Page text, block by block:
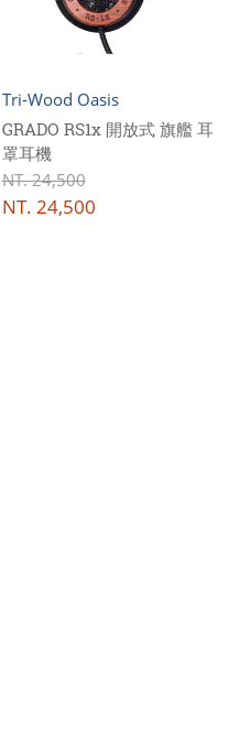
Tri-Wood Oasis
GRADO RS1x 開放式 旗艦 耳
罩耳機
NT.24,500
NT. 24,500